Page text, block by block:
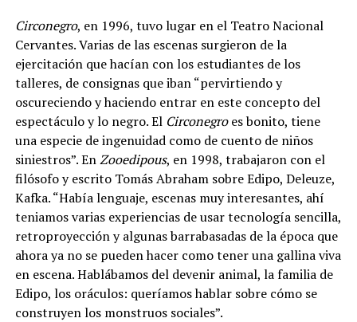
Circonegro, en 1996, tuvo lugar en el Teatro Nacional
Cervantes. Varias de las escenas surgieron de la
ejercitación que hacían con los estudiantes de los
talleres, de consignas que iban “pervirtiendo y
oscureciendo y haciendo entrar en este concepto del
espectáculo y lo negro. El Circonegroes bonito, tiene
una especie de ingenuidad como de cuento de niños
siniestros”. EnZooedipous, en 1998, trabajaron con el
filósofo y escrito Tomás Abraham sobre Edipo, Deleuze,
Kafka. “Había lenguaje, escenas muy interesantes, ahí
teniamos varias experiencias de usar tecnología sencilla,
retroproyección y algunas barrabasadas de la época que
ahora ya no se pueden hacer como tener una gallina viva
en escena. Hablábamos del devenir animal, la familia de
Edipo, los oráculos: queríamos hablar sobre cómo se
construyen los monstruos sociales”.